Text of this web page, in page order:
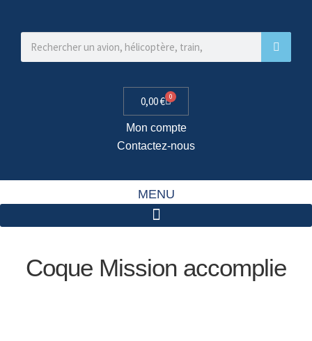
0,00€ 0
Mon compte
Contactez-nous
MENU
Coque Mission accomplie